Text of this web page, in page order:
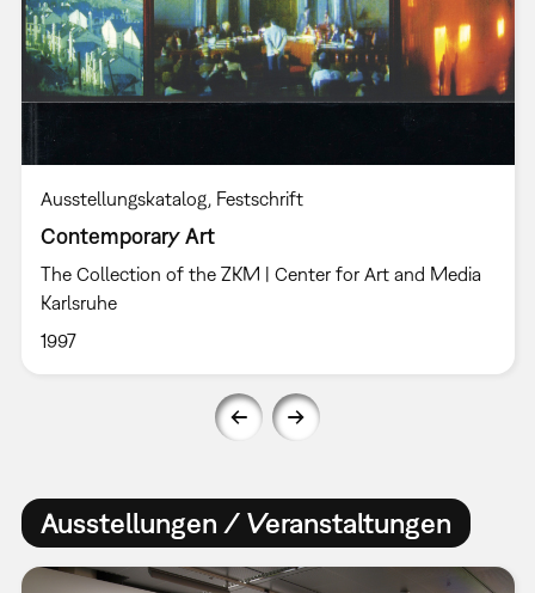
Ausstellungskatalog Festschrift
Contemporary Art
The Collection of the ZKM | Center for Art and Media
Karlsruhe
1997
Ausstellungen / Veranstaltungen